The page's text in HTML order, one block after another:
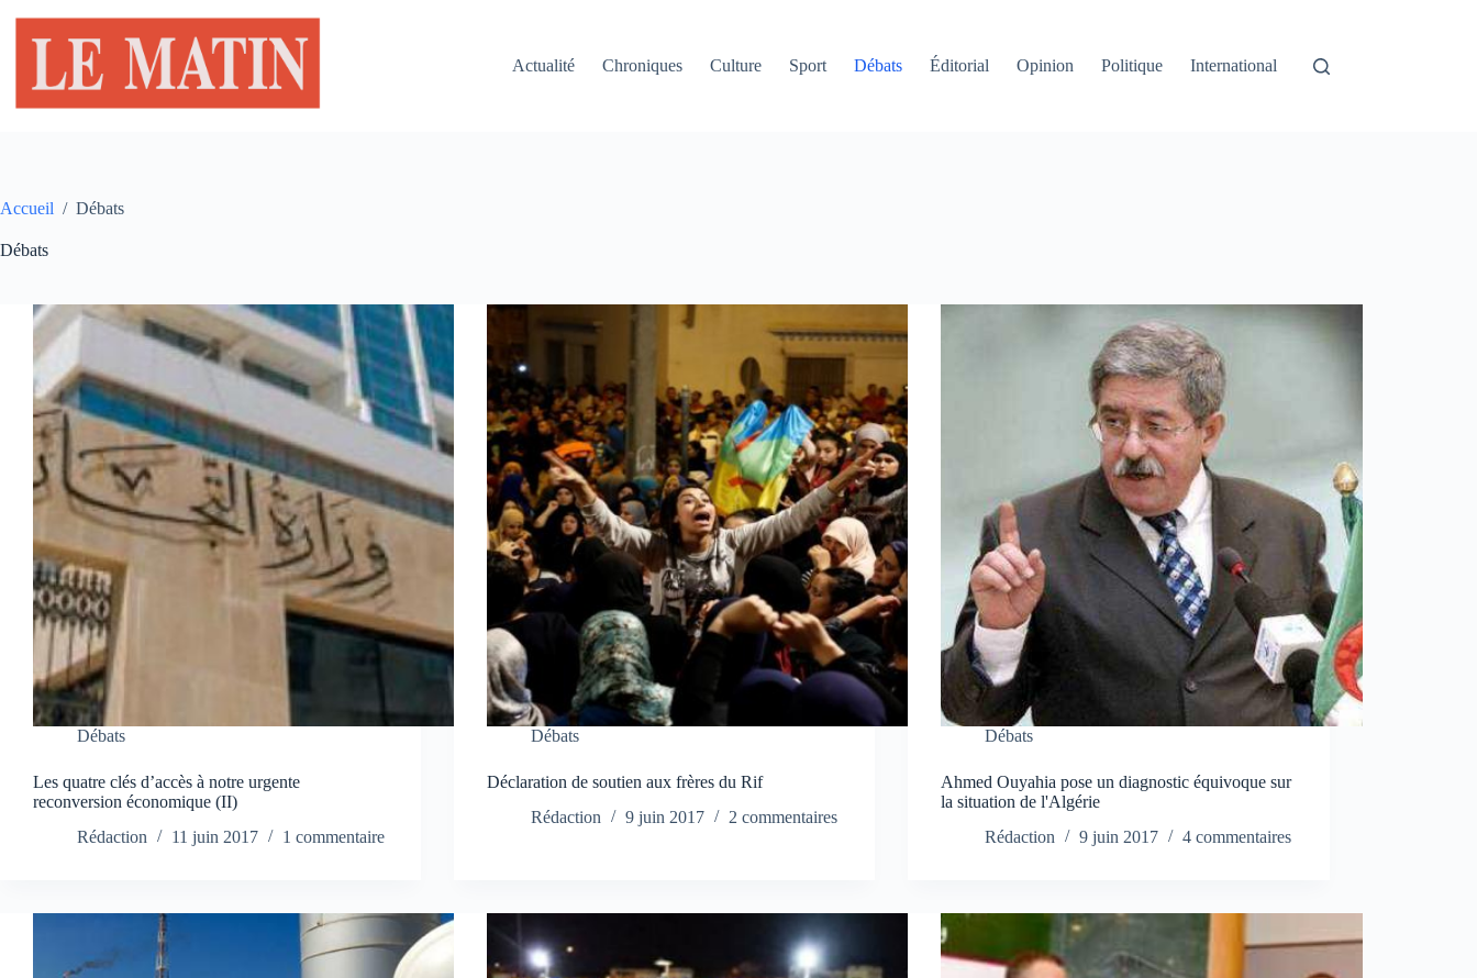
contenu
Actualité
Chroniques Culture Sport Débats Éditorial Opinion Politique International
Accueil / Débats
Débats
Débats
Les quatre clés d’accès à notre urgente
reconversion économique (II)
Rédaction
11 juin 2017 1 commentaire
Débats
Déclaration de soutien aux frères du Rif
Rédaction
9 juin 2017 2 commentaires
Débats
Ahmed Ouyahia pose un diagnostic équivoque sur
la situation de l'Algérie
Rédaction
9 juin 2017 4 commentaires